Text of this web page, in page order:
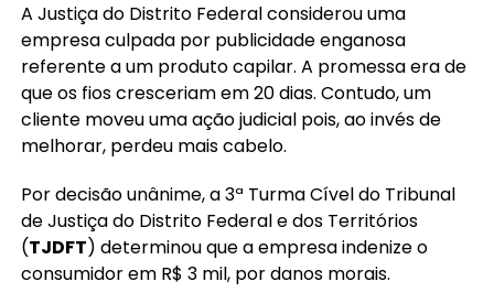
A Justiça do Distrito Federal considerou uma
empresa culpada por publicidade enganosa
referente a um produto capilar. A promessa era de
que os fios cresceriam em 20 dias. Contudo, um
cliente moveu uma ação judicial pois, ao invés de
melhorar, perdeu mais cabelo.
Por decisão unânime, a 3ª Turma Cível do Tribunal
de Justiça do Distrito Federal e dos Territórios
(TJDFT) determinou que a empresa indenize o
consumidor em R$ 3 mil, por danos morais.